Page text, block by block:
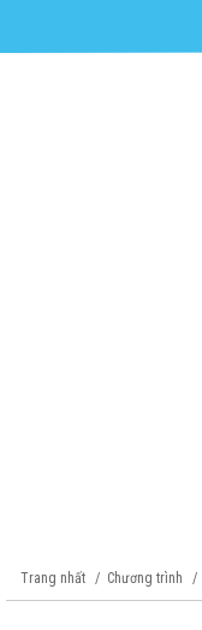
Trang nhất Chương trình